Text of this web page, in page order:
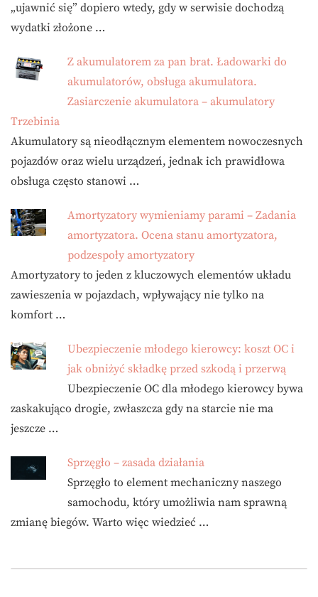
„ujawnić się” dopiero wtedy, gdy w serwisie dochodzą
wydatki złożone …
Z akumulatorem za pan brat. Ładowarki do
akumulatorów, obsługa akumulatora.
Zasiarczenie akumulatora – akumulatory
Trzebinia
Akumulatory są nieodłącznym elementem nowoczesnych
pojazdów oraz wielu urządzeń, jednak ich prawidłowa
obsługa często stanowi …
Amortyzatory wymieniamy parami – Zadania
amortyzatora. Ocena stanu amortyzatora,
podzespoły amortyzatory
Amortyzatory to jeden z kluczowych elementów układu
zawieszenia w pojazdach, wpływający nie tylko na
komfort …
Ubezpieczenie młodego kierowcy: koszt OC i
jak obniżyć składkę przed szkodą i przerwą
Ubezpieczenie OC dla młodego kierowcy bywa
zaskakująco drogie, zwłaszcza gdy na starcie nie ma
jeszcze …
Sprzęgło – zasada działania
Sprzęgło to element mechaniczny naszego
samochodu, który umożliwia nam sprawną
zmianę biegów. Warto więc wiedzieć …